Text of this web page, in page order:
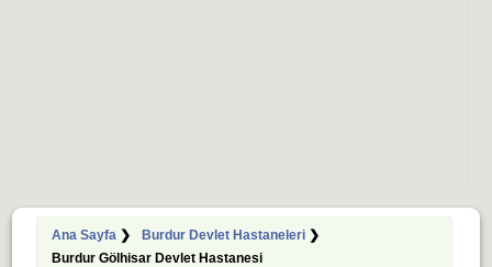
Ana Sayfa❯ Burdur Devlet Hastaneleri❯
Burdur Gölhisar Devlet Hastanesi